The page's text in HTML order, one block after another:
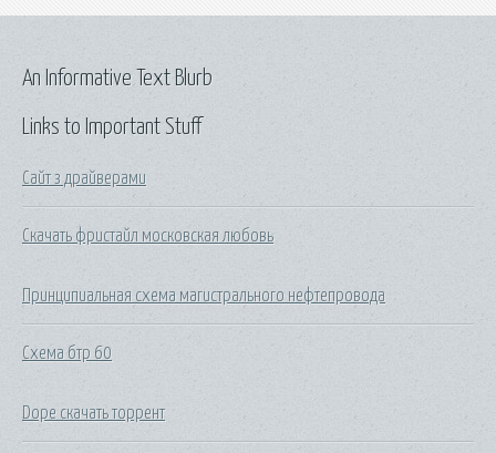
Links to Important Stuff
Сайт з драйверами
Скачать фристайл московская любовь
Принципиальная схема магистрального нефтепровода
Схема бтр 60
Dope скачать торрент
An Informative Text Blurb